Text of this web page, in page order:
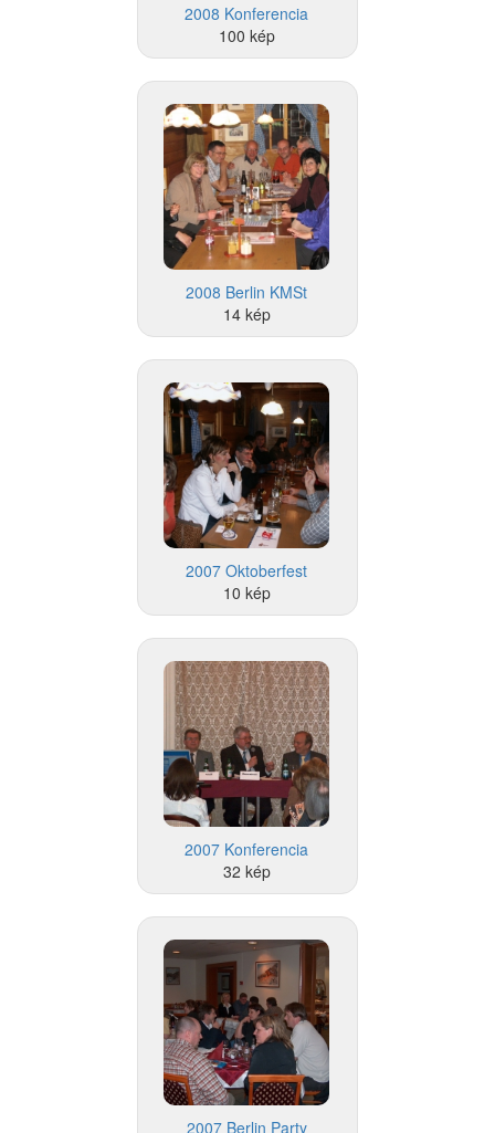
2008 Konferencia
100 kép
2008 Berlin KMSt
14 kép
2007 Oktoberfest
10 kép
2007 Konferencia
32 kép
2007 Berlin Party